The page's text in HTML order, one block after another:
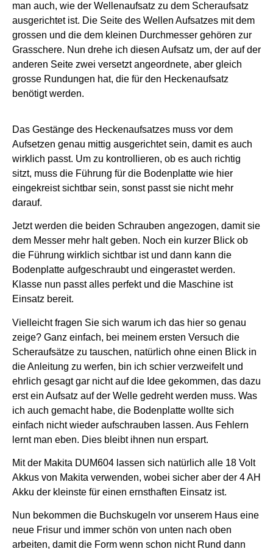
man auch, wie der Wellenaufsatz zu dem Scheraufsatz
ausgerichtet ist. Die Seite des Wellen Aufsatzes mit dem
grossen und die dem kleinen Durchmesser gehören zur
Grasschere. Nun drehe ich diesen Aufsatz um, der auf der
anderen Seite zwei versetzt angeordnete, aber gleich
grosse Rundungen hat, die für den Heckenaufsatz
benötigt werden.
Das Gestänge des Heckenaufsatzes muss vor dem
Aufsetzen genau mittig ausgerichtet sein, damit es auch
wirklich passt. Um zu kontrollieren, ob es auch richtig
sitzt, muss die Führung für die Bodenplatte wie hier
eingekreist sichtbar sein, sonst passt sie nicht mehr
darauf.
Jetzt werden die beiden Schrauben angezogen, damit sie
dem Messer mehr halt geben. Noch ein kurzer Blick ob
die Führung wirklich sichtbar ist und dann kann die
Bodenplatte aufgeschraubt und eingerastet werden.
Klasse nun passt alles perfekt und die Maschine ist
Einsatz bereit.
Vielleicht fragen Sie sich warum ich das hier so genau
zeige? Ganz einfach, bei meinem ersten Versuch die
Scheraufsätze zu tauschen, natürlich ohne einen Blick in
die Anleitung zu werfen, bin ich schier verzweifelt und
ehrlich gesagt gar nicht auf die Idee gekommen, das dazu
erst ein Aufsatz auf der Welle gedreht werden muss. Was
ich auch gemacht habe, die Bodenplatte wollte sich
einfach nicht wieder aufschrauben lassen. Aus Fehlern
lernt man eben. Dies bleibt ihnen nun erspart.
Mit der Makita DUM604 lassen sich natürlich alle 18 Volt
Akkus von Makita verwenden, wobei sicher aber der 4 AH
Akku der kleinste für einen ernsthaften Einsatz ist.
Nun bekommen die Buchskugeln vor unserem Haus eine
neue Frisur und immer schön von unten nach oben
arbeiten, damit die Form wenn schon nicht Rund dann